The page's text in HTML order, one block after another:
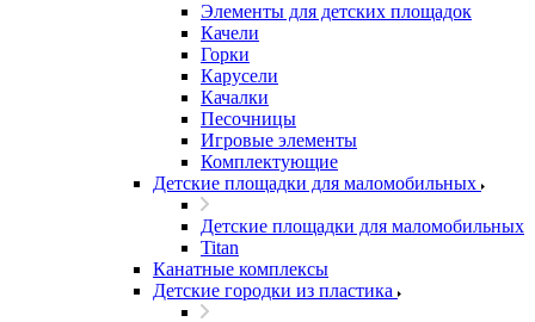
Элементы для детских площадок
Качели
Горки
Карусели
Качалки
Песочницы
Игровые элементы
Комплектующие
Детские площадки для маломобильных
Детские площадки для маломобильных
Titan
Канатные комплексы
Детские городки из пластика